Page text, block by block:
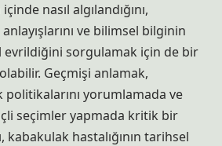
nasıl algılandığını,
ve bilimsel bilginin
evrildiğini sorgulamak için de bir
Geçmişi anlamak,
politikalarını yorumlamada ve
seçimler yapmada kritik bir
kabakulak hastalığının tarihsel